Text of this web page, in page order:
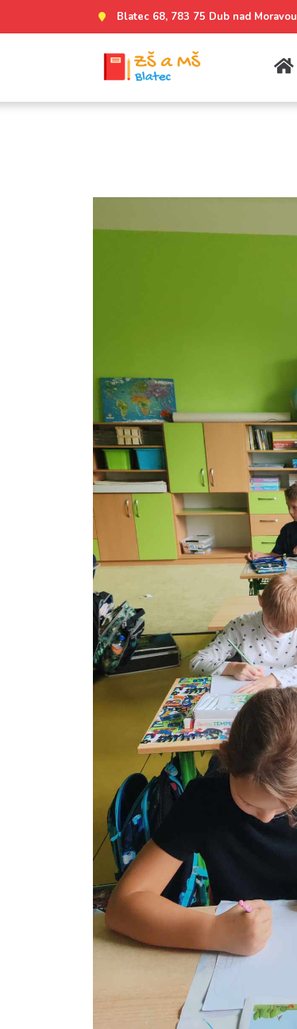
Blatec 68, 783 75 Dub nad Moravou